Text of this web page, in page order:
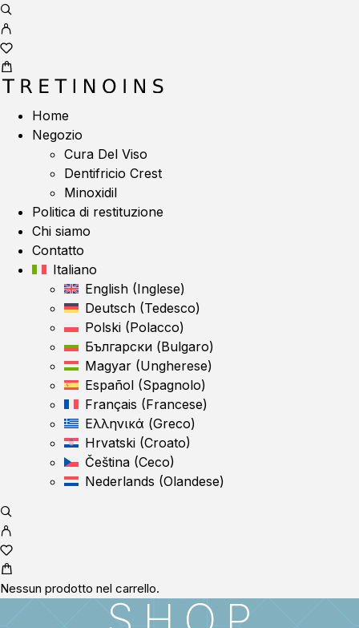
Home
Negozio
Cura Del Viso
Dentifricio Crest
Minoxidil
Politica di restituzione
Chi siamo
Contatto
Italiano
English (Inglese)
Deutsch (Tedesco)
Polski (Polacco)
Български (Bulgaro)
Magyar (Ungherese)
Español (Spagnolo)
Français (Francese)
Ελληνικά (Greco)
Hrvatski (Croato)
Čeština (Ceco)
Nederlands (Olandese)
Nessun prodotto nel carrello.